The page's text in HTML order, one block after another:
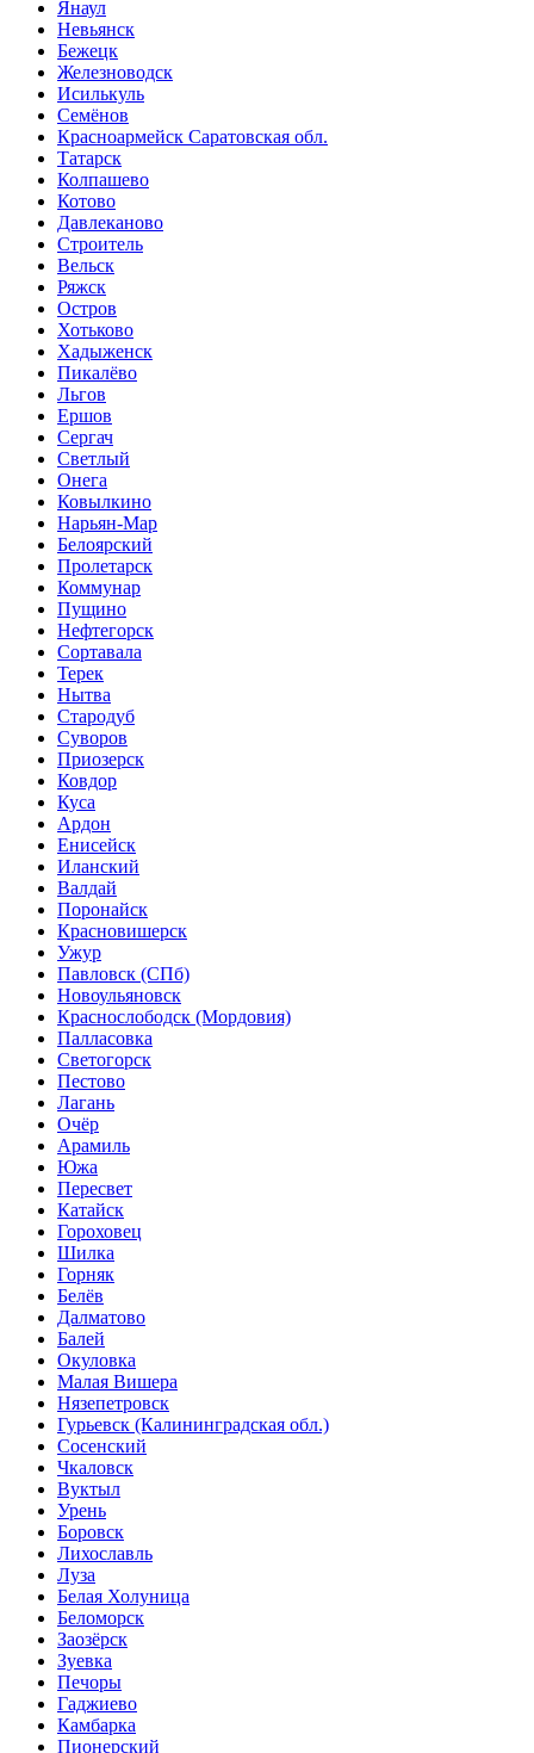
Янаул
Невьянск
Бежецк
Железноводск
Исилькуль
Семёнов
Красноармейск Саратовская обл.
Татарск
Колпашево
Котово
Давлеканово
Строитель
Вельск
Ряжск
Остров
Хотьково
Хадыженск
Пикалёво
Льгов
Ершов
Сергач
Светлый
Онега
Ковылкино
Нарьян-Мар
Белоярский
Пролетарск
Коммунар
Пущино
Нефтегорск
Сортавала
Терек
Нытва
Стародуб
Суворов
Приозерск
Ковдор
Куса
Ардон
Енисейск
Иланский
Валдай
Поронайск
Красновишерск
Ужур
Павловск (СПб)
Новоульяновск
Краснослободск (Мордовия)
Палласовка
Светогорск
Пестово
Лагань
Очёр
Арамиль
Южа
Пересвет
Катайск
Гороховец
Шилка
Горняк
Белёв
Далматово
Балей
Окуловка
Малая Вишера
Нязепетровск
Гурьевск (Калининградская обл.)
Сосенский
Чкаловск
Вуктыл
Урень
Боровск
Лихославль
Луза
Белая Холуница
Беломорск
Заозёрск
Зуевка
Печоры
Гаджиево
Камбарка
Пионерский